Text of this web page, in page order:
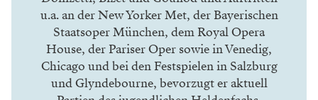
u.a. an der New Yorker Met, der Bayerischen
Staatsoper München, dem Royal Opera
House, der Pariser Oper sowie in Venedig,
Chicago und bei den Festspielen in Salzburg
und Glyndebourne, bevorzugt er aktuell